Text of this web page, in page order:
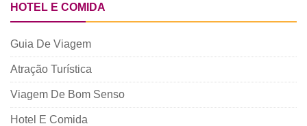
HOTEL E COMIDA
Guia De Viagem
Atração Turística
Viagem De Bom Senso
Hotel E Comida